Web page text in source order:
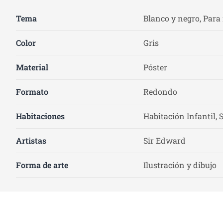
Tema Blanco y negro,
Color Gris
Material Póster
Formato Redondo
Habitaciones Habitación Infantil,
Artistas Sir Edward
Forma de arte Ilustración y dibujo